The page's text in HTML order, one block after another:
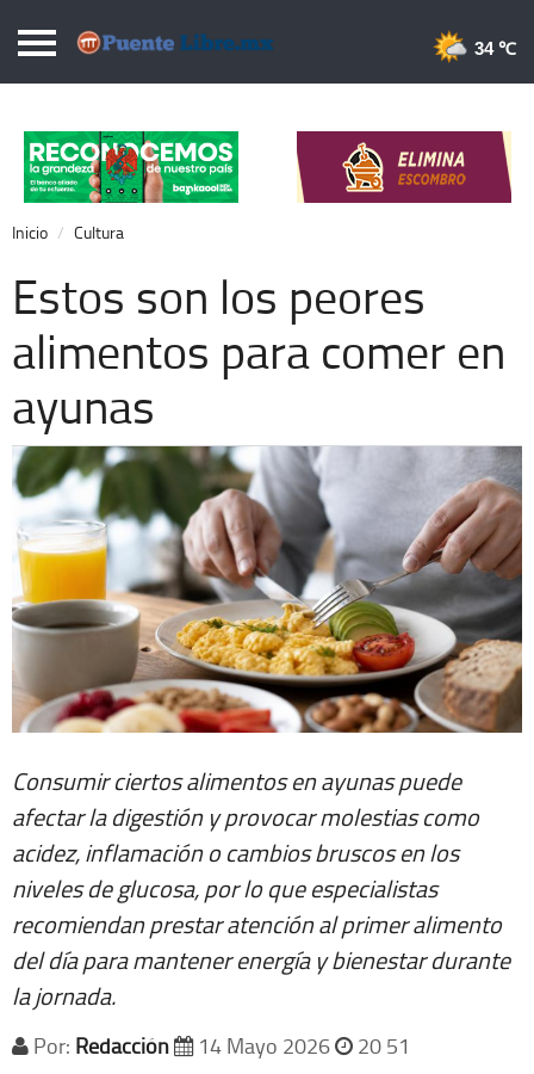
Puentelibre.mx
Local
Nacional
Opinión
Cronos
Economía
Deportes
Extra +
34 ℃
Inicio Cultura
Estos son los peores
alimentos para comer en
ayunas
Consumir ciertos alimentos en ayunas puede
afectar la digestión y provocar molestias como
acidez, inflamación o cambios bruscos en los
niveles de glucosa, por lo que especialistas
recomiendan prestar atención al primer alimento
del día para mantener energía y bienestar durante
la jornada.
Por: Redacción 14 Mayo 2026 20 51